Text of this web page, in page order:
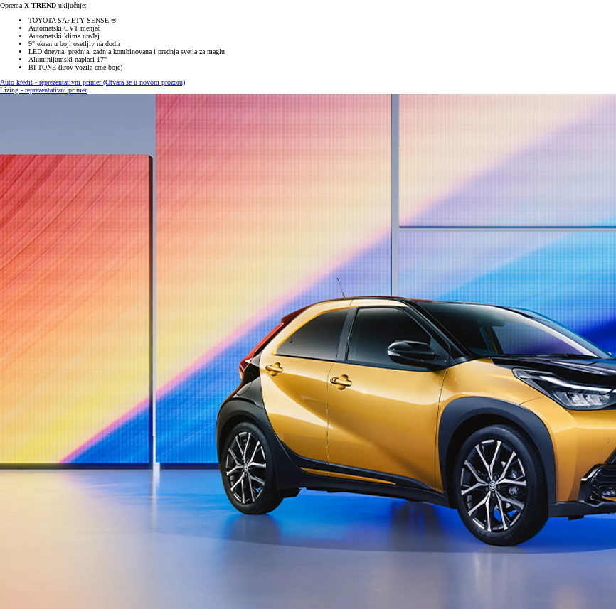
Oprema X-TREND uključuje:
TOYOTA SAFETY SENSE ®
Automatski CVT menjač
Automatski klima uređaj
9" ekran u boji osetljiv na dodir
LED dnevna, prednja, zadnja kombinovana i prednja svetla za maglu
Aluminijumski naplaci 17"
BI-TONE (krov vozila crne boje)
Auto kredit - reprezentativni primer(Otvara se u novom prozoru)
Lizing - reprezentativni primer